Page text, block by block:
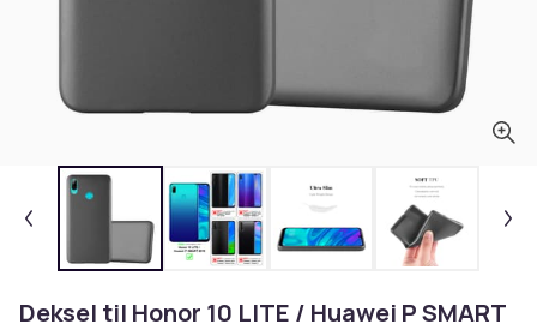
Deksel til Honor 10 LITE / Huawei P SMART